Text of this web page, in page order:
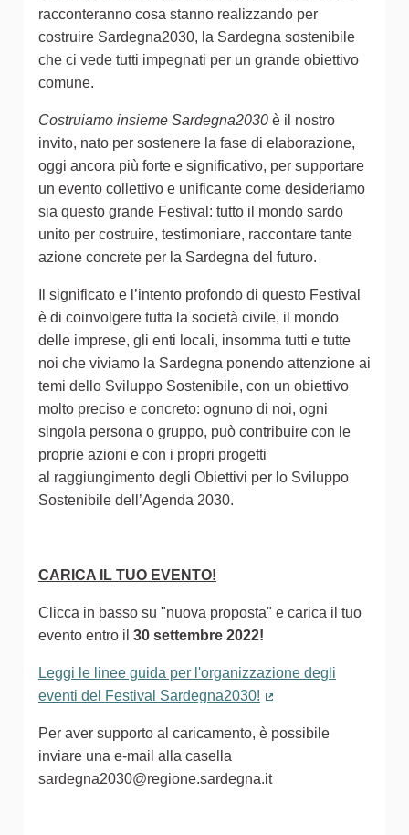
racconteranno cosa stanno realizzando per
costruire Sardegna2030, la Sardegna sostenibile
che ci vede tutti impegnati per un grande obiettivo
comune.
Costruiamo insieme Sardegna2030 è il nostro
invito, nato per sostenere la fase di elaborazione,
oggi ancora più forte e significativo, per supportare
un evento collettivo e unificante come desideriamo
sia questo grande Festival: tutto il mondo sardo
unito per costruire, testimoniare, raccontare tante
azione concrete per la Sardegna del futuro.
Il significato e l’intento profondo di questo Festival
è di coinvolgere tutta la società civile, il mondo
delle imprese, gli enti locali, insomma tutti e tutte
noi che viviamo la Sardegna ponendo attenzione ai
temi dello Sviluppo Sostenibile, con un obiettivo
molto preciso e concreto: ognuno di noi, ogni
singola persona o gruppo, può contribuire con le
proprie azioni e con i propri progetti
al raggiungimento degli Obiettivi per lo Sviluppo
Sostenibile dell’Agenda 2030.
CARICA IL TUO EVENTO!
Clicca in basso su "nuova proposta" e carica il tuo
evento entro il 30 settembre 2022!
Leggi le linee guida per l'organizzazione degli
eventi del Festival Sardegna2030!
Per aver supporto al caricamento, è possibile
inviare una e-mail alla casella
sardegna2030@regione.sardegna.it